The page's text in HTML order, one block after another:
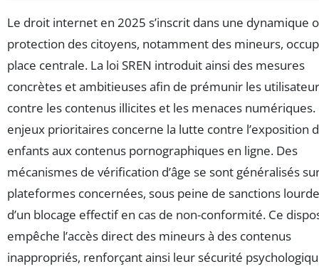
Le droit internet en 2025 s’inscrit dans une dynamique
protection des citoyens, notamment des mineurs,
place centrale. La loi SREN introduit ainsi des mesures
concrètes et ambitieuses afin de prémunir les
contre les contenus illicites et les menaces numériques.
enjeux prioritaires concerne la lutte contre l’exposition
enfants aux contenus pornographiques en ligne. Des
mécanismes de vérification d’âge se sont généralisés
plateformes concernées, sous peine de sanctions
d’un blocage effectif en cas de non-conformité. Ce
empêche l’accès direct des mineurs à des contenus
inappropriés, renforçant ainsi leur sécurité